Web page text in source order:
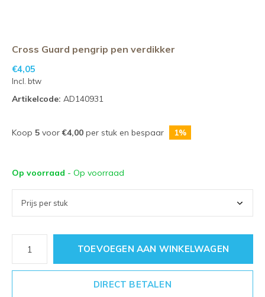
Cross Guard pengrip pen verdikker
€4,05
Incl. btw
Artikelcode: AD140931
Koop 5 voor€4,00 per stuk en bespaar 1%
Op voorraad - Op voorraad
TOEVOEGEN AAN WINKELWAGEN
DIRECT BETALEN